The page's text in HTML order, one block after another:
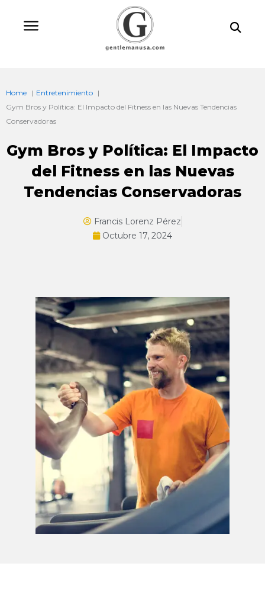
Home
Entretenimiento
Gym Bros y Política: El Impacto del Fitness en las Nuevas Tendencias
Conservadoras
Gym Bros y Política: El Impacto
del Fitness en las Nuevas
Tendencias Conservadoras
Francis Lorenz Pérez
Octubre 17, 2024